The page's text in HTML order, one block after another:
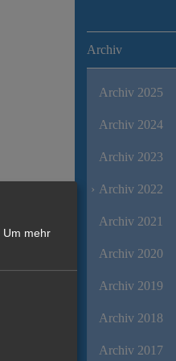
Archiv
Archiv 2025
Archiv 2024
Archiv 2023
Archiv 2022
Archiv 2021
Archiv 2020
Archiv 2019
Archiv 2018
Archiv 2017
Um mehr